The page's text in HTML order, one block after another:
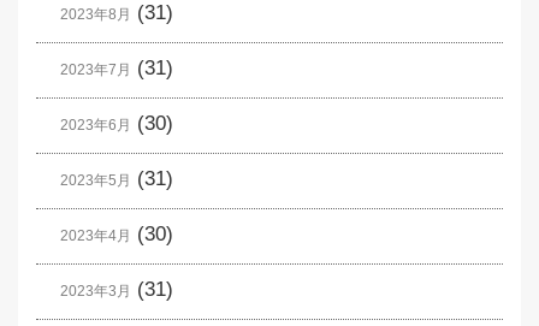
2023年8月 (31)
2023年7月 (31)
2023年6月 (30)
2023年5月 (31)
2023年4月 (30)
2023年3月 (31)